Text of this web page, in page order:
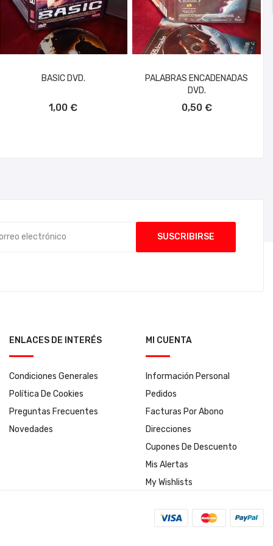
BASIC DVD.
1,00 €
PALABRAS ENCADENADAS
DVD.
0,50 €
ENLACES DE INTERÉS
Condiciones Generales
Política De Cookies
Preguntas Frecuentes
Novedades
MI CUENTA
Información Personal
Pedidos
Facturas Por Abono
Direcciones
Cupones De Descuento
Mis Alertas
My Wishlists